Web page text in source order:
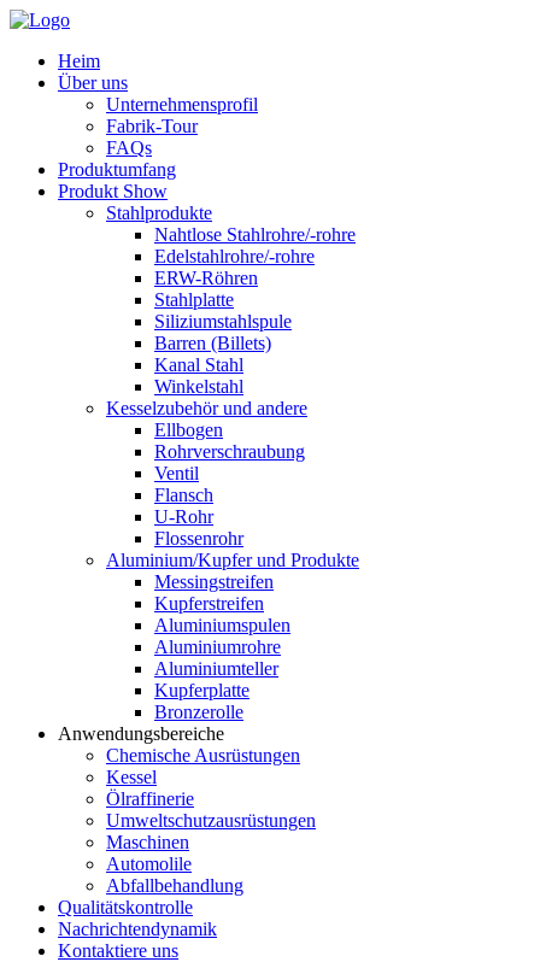
Heim
Über uns
Unternehmensprofil
Fabrik-Tour
FAQs
Produktumfang
Produkt Show
Stahlprodukte
Nahtlose Stahlrohre/-rohre
Edelstahlrohre/-rohre
ERW-Röhren
Stahlplatte
Siliziumstahlspule
Barren (Billets)
Kanal Stahl
Winkelstahl
Kesselzubehör und andere
Ellbogen
Rohrverschraubung
Ventil
Flansch
U-Rohr
Flossenrohr
Aluminium/Kupfer und Produkte
Messingstreifen
Kupferstreifen
Aluminiumspulen
Aluminiumrohre
Aluminiumteller
Kupferplatte
Bronzerolle
Anwendungsbereiche
Chemische Ausrüstungen
Kessel
Ölraffinerie
Umweltschutzausrüstungen
Maschinen
Automolile
Abfallbehandlung
Qualitätskontrolle
Nachrichtendynamik
Kontaktiere uns